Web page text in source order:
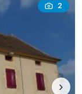
2
›